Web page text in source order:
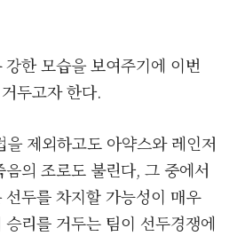
한 모습을 보여주기에 이번
두고자 한다.
제외하고도 아약스와 레인저
의 조로도 불린다, 그 중에서
두를 차지할 가능성이 매우
리를 거두는 팀이 선두경쟁에